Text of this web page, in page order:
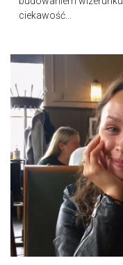
ciekawość...